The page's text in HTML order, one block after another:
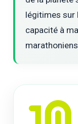
légitimes sur
capacité à